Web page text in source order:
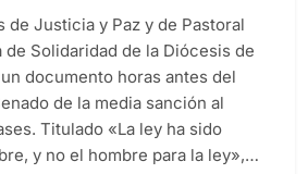
de Justicia y Paz y de Pastoral
de Solidaridad de la Diócesis de
documento horas antes del
de la media sanción al
Titulado «La ley ha sido
y no el hombre para la ley»,…